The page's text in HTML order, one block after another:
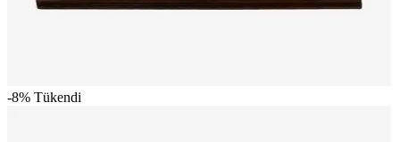
-8% Tükendi